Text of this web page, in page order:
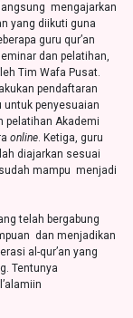
mengajarkan
yang diikuti guna
guru qur’an
dan pelatihan,
Tim Wafa Pusat.
pendaftaran
penyesuaian
pelatihan Akademi
online. Ketiga, guru
diajarkan sesuai
mampu menjadi
telah bergabung
dan menjadikan
al-qur’an yang
Tentunya